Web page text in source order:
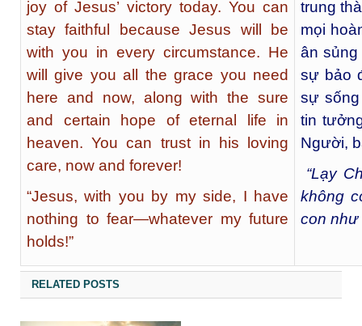
joy of Jesus’ victory today. You can
stay faithful because Jesus will be
with you in every circumstance. He
will give you all the grace you need
here and now, along with the sure
and certain hope of eternal life in
heaven. You can trust in his loving
care, now and forever!
“Jesus, with you by my side, I have
nothing to fear—whatever my future
holds!”
trung
mọi
ân
sự bảo
sự
tin
Người,
“Lạy
không
con như
RELATED POSTS